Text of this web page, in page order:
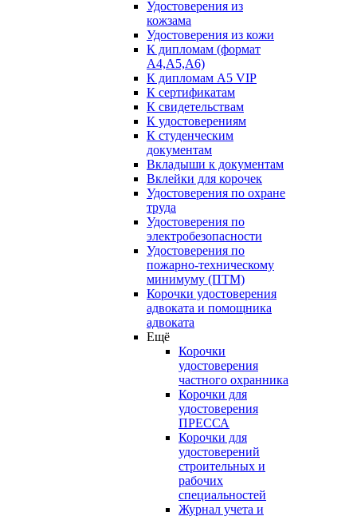
Удостоверения из
кожзама
Удостоверения из кожи
К дипломам (формат
А4,А5,А6)
К дипломам А5 VIP
К сертификатам
К свидетельствам
К удостоверениям
К студенческим
документам
Вкладыши к документам
Вклейки для корочек
Удостоверения по охране
труда
Удостоверения по
электробезопасности
Удостоверения по
пожарно-техническому
минимуму (ПТМ)
Корочки удостоверения
адвоката и помощника
адвоката
Ещё
Корочки
удостоверения
частного охранника
Корочки для
удостоверения
ПРЕССА
Корочки для
удостоверений
строительных и
рабочих
специальностей
Журнал учета и